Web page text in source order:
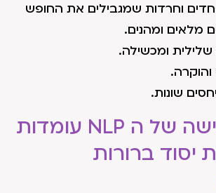
וחרדות שמגבילים את החופש
מלאים ומהנים.
ומכשילה.
שונות.
בבסיס הגישה של ה NLP עומדות
יסוד ברורות